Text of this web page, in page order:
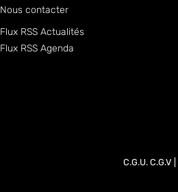
Nous contacter
Flux RSS Actualités
Flux RSS Agenda
C.G.U. C.G.V